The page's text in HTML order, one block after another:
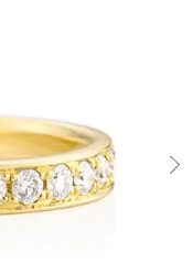
すべてのジュエリー